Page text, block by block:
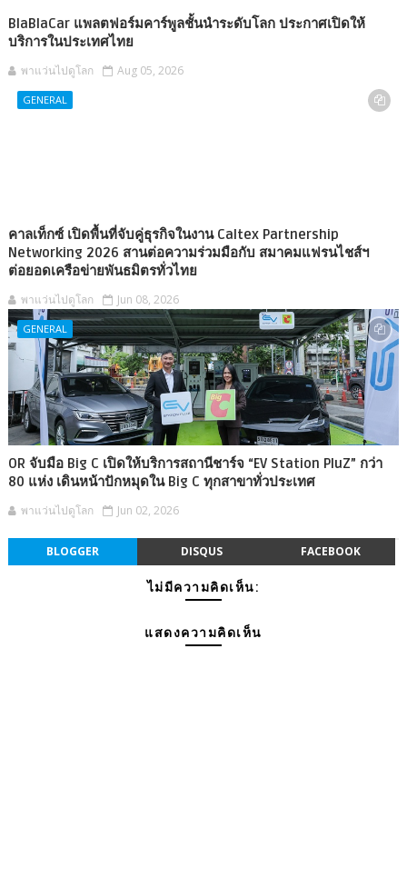
BlaBlaCar แพลตฟอร์มคาร์พูลชั้นนำระดับโลก ประกาศเปิดให้
บริการในประเทศไทย
พาแว่นไปดูโลก Aug 05, 2026
GENERAL
คาลเท็กซ์ เปิดพื้นที่จับคู่ธุรกิจในงาน Caltex Partnership
Networking 2026 สานต่อความร่วมมือกับ สมาคมแฟรนไชส์ฯ
ต่อยอดเครือข่ายพันธมิตรทั่วไทย
พาแว่นไปดูโลก Jun 08, 2026
GENERAL
OR จับมือ Big C เปิดให้บริการสถานีชาร์จ “EV Station PluZ” กว่า
80 แห่ง เดินหน้าปักหมุดใน Big C ทุกสาขาทั่วประเทศ
พาแว่นไปดูโลก Jun 02, 2026
BLOGGER DISQUS FACEBOOK
ไม่มีความคิดเห็น:
แสดงความคิดเห็น